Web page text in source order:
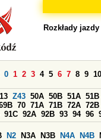
Rozkłady jazdy
0 1 2 3 4 5 6 7 8 9
Z43 50A 50B 51A 51B
70 71A 71B 72A 72B
91C 92A 92B 93 94 96
N2 N3A N3B N4A N4B